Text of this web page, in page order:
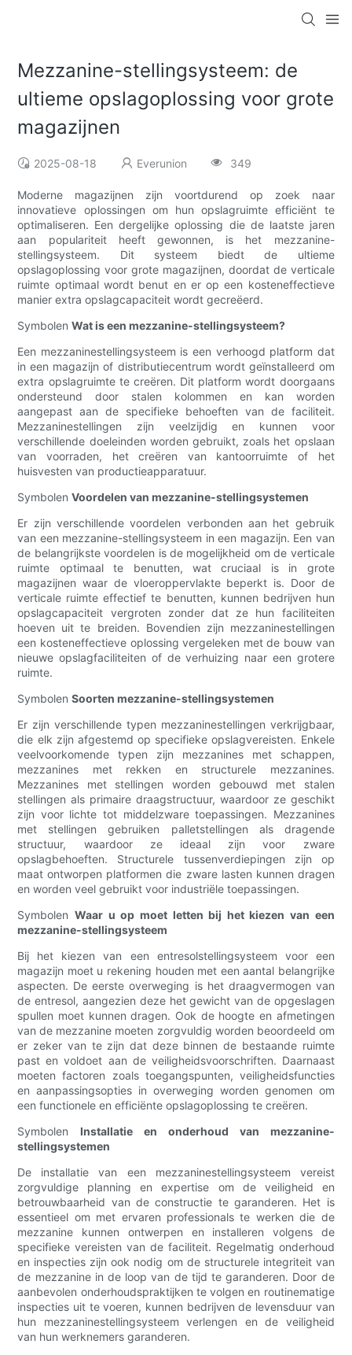
Mezzanine-stellingsysteem: de
ultieme opslagoplossing voor grote
magazijnen
2025-08-18 Everunion 349
Moderne magazijnen zijn voortdurend op zoek naar
innovatieve oplossingen om hun opslagruimte efficiënt te
optimaliseren. Een dergelijke oplossing die de laatste jaren
aan populariteit heeft gewonnen, is het mezzanine-
stellingsysteem. Dit systeem biedt de ultieme
opslagoplossing voor grote magazijnen, doordat de verticale
ruimte optimaal wordt benut en er op een kosteneffectieve
manier extra opslagcapaciteit wordt gecreëerd.
SymbolenWat is een mezzanine-stellingsysteem?
Een mezzaninestellingsysteem is een verhoogd platform dat
in een magazijn of distributiecentrum wordt geïnstalleerd om
extra opslagruimte te creëren. Dit platform wordt doorgaans
ondersteund door stalen kolommen en kan worden
aangepast aan de specifieke behoeften van de faciliteit.
Mezzaninestellingen zijn veelzijdig en kunnen voor
verschillende doeleinden worden gebruikt, zoals het opslaan
van voorraden, het creëren van kantoorruimte of het
huisvesten van productieapparatuur.
SymbolenVoordelen van mezzanine-stellingsystemen
Er zijn verschillende voordelen verbonden aan het gebruik
van een mezzanine-stellingsysteem in een magazijn. Een van
de belangrijkste voordelen is de mogelijkheid om de verticale
ruimte optimaal te benutten, wat cruciaal is in grote
magazijnen waar de vloeroppervlakte beperkt is. Door de
verticale ruimte effectief te benutten, kunnen bedrijven hun
opslagcapaciteit vergroten zonder dat ze hun faciliteiten
hoeven uit te breiden. Bovendien zijn mezzaninestellingen
een kosteneffectieve oplossing vergeleken met de bouw van
nieuwe opslagfaciliteiten of de verhuizing naar een grotere
ruimte.
SymbolenSoorten mezzanine-stellingsystemen
Er zijn verschillende typen mezzaninestellingen verkrijgbaar,
die elk zijn afgestemd op specifieke opslagvereisten. Enkele
veelvoorkomende typen zijn mezzanines met schappen,
mezzanines met rekken en structurele mezzanines.
Mezzanines met stellingen worden gebouwd met stalen
stellingen als primaire draagstructuur, waardoor ze geschikt
zijn voor lichte tot middelzware toepassingen. Mezzanines
met stellingen gebruiken palletstellingen als dragende
structuur, waardoor ze ideaal zijn voor zware
opslagbehoeften. Structurele tussenverdiepingen zijn op
maat ontworpen platformen die zware lasten kunnen dragen
en worden veel gebruikt voor industriële toepassingen.
SymbolenWaar u op moet letten bij het kiezen van een
mezzanine-stellingsysteem
Bij het kiezen van een entresolstellingsysteem voor een
magazijn moet u rekening houden met een aantal belangrijke
aspecten. De eerste overweging is het draagvermogen van
de entresol, aangezien deze het gewicht van de opgeslagen
spullen moet kunnen dragen. Ook de hoogte en afmetingen
van de mezzanine moeten zorgvuldig worden beoordeeld om
er zeker van te zijn dat deze binnen de bestaande ruimte
past en voldoet aan de veiligheidsvoorschriften. Daarnaast
moeten factoren zoals toegangspunten, veiligheidsfuncties
en aanpassingsopties in overweging worden genomen om
een functionele en efficiënte opslagoplossing te creëren.
Symbolen Installatie en onderhoud van mezzanine-
stellingsystemen
De installatie van een mezzaninestellingsysteem vereist
zorgvuldige planning en expertise om de veiligheid en
betrouwbaarheid van de constructie te garanderen. Het is
essentieel om met ervaren professionals te werken die de
mezzanine kunnen ontwerpen en installeren volgens de
specifieke vereisten van de faciliteit. Regelmatig onderhoud
en inspecties zijn ook nodig om de structurele integriteit van
de mezzanine in de loop van de tijd te garanderen. Door de
aanbevolen onderhoudspraktijken te volgen en routinematige
inspecties uit te voeren, kunnen bedrijven de levensduur van
hun mezzaninestellingsysteem verlengen en de veiligheid
van hun werknemers garanderen.